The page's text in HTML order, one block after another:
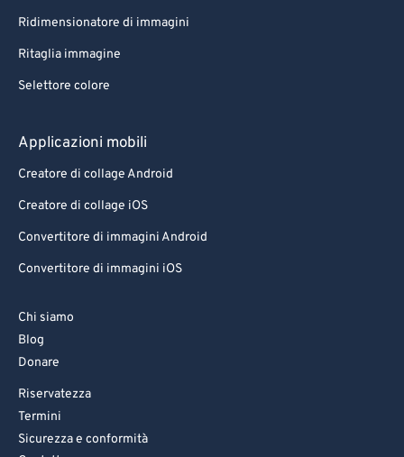
Ridimensionatore di immagini
Ritaglia immagine
Selettore colore
Applicazioni mobili
Creatore di collage Android
Creatore di collage iOS
Convertitore di immagini Android
Convertitore di immagini iOS
Chi siamo
Blog
Donare
Riservatezza
Termini
Sicurezza e conformità